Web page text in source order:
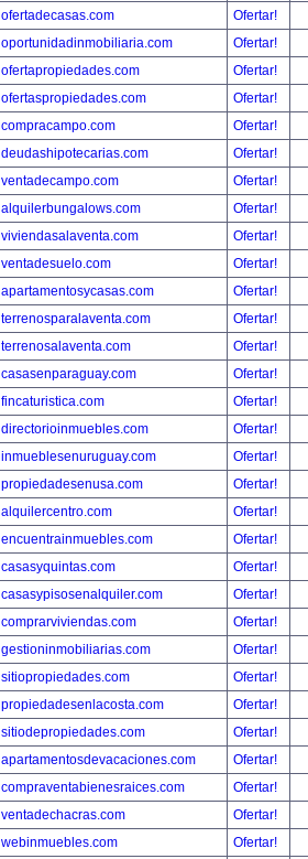
ofertadecasas.com
Ofertar!
oportunidadinmobiliaria.com
Ofertar!
ofertapropiedades.com
Ofertar!
ofertaspropiedades.com
Ofertar!
compracampo.com
Ofertar!
deudashipotecarias.com
Ofertar!
ventadecampo.com
Ofertar!
alquilerbungalows.com
Ofertar!
viviendasalaventa.com
Ofertar!
ventadesuelo.com
Ofertar!
apartamentosycasas.com
Ofertar!
terrenosparalaventa.com
Ofertar!
terrenosalaventa.com
Ofertar!
casasenparaguay.com
Ofertar!
fincaturistica.com
Ofertar!
directorioinmuebles.com
Ofertar!
inmueblesenuruguay.com
Ofertar!
propiedadesenusa.com
Ofertar!
alquilercentro.com
Ofertar!
encuentrainmuebles.com
Ofertar!
casasyquintas.com
Ofertar!
casasypisosenalquiler.com
Ofertar!
comprarviviendas.com
Ofertar!
gestioninmobiliarias.com
Ofertar!
sitiopropiedades.com
Ofertar!
propiedadesenlacosta.com
Ofertar!
sitiodepropiedades.com
Ofertar!
apartamentosdevacaciones.com
Ofertar!
compraventabienesraices.com
Ofertar!
ventadechacras.com
Ofertar!
webinmuebles.com
Ofertar!